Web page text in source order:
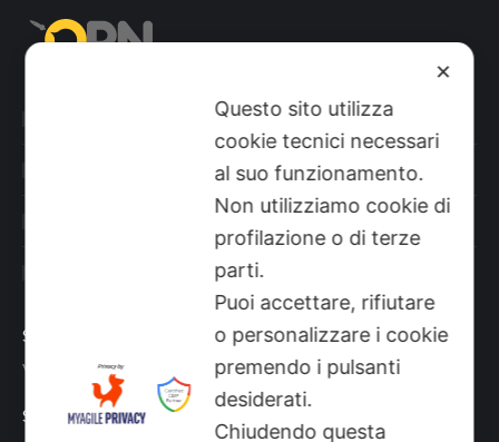
Sede
Via Busano, 56, Favria (TO)
Supporto Tecnico
✕
Questo sito utilizza
cookie tecnici necessari
al suo funzionamento.
Non utilizziamo cookie di
profilazione o di terze
parti.
Puoi accettare, rifiutare
o personalizzare i cookie
premendo i pulsanti
desiderati.
Chiudendo questa